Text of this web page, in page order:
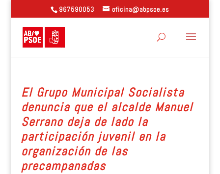
967590053 oficina@abpsoe.es
El Grupo Municipal Socialista
denuncia que el alcalde Manuel
Serrano deja de lado la
participación juvenil en la
organización de las
precampanadas